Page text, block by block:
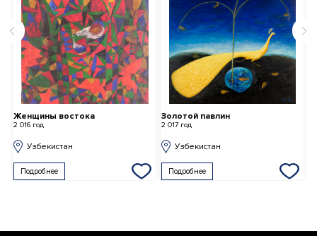
Женщины востока
2 016 год
Узбекистан
Подробнее
Золотой павлин
2 017 год
Узбекистан
Подробнее